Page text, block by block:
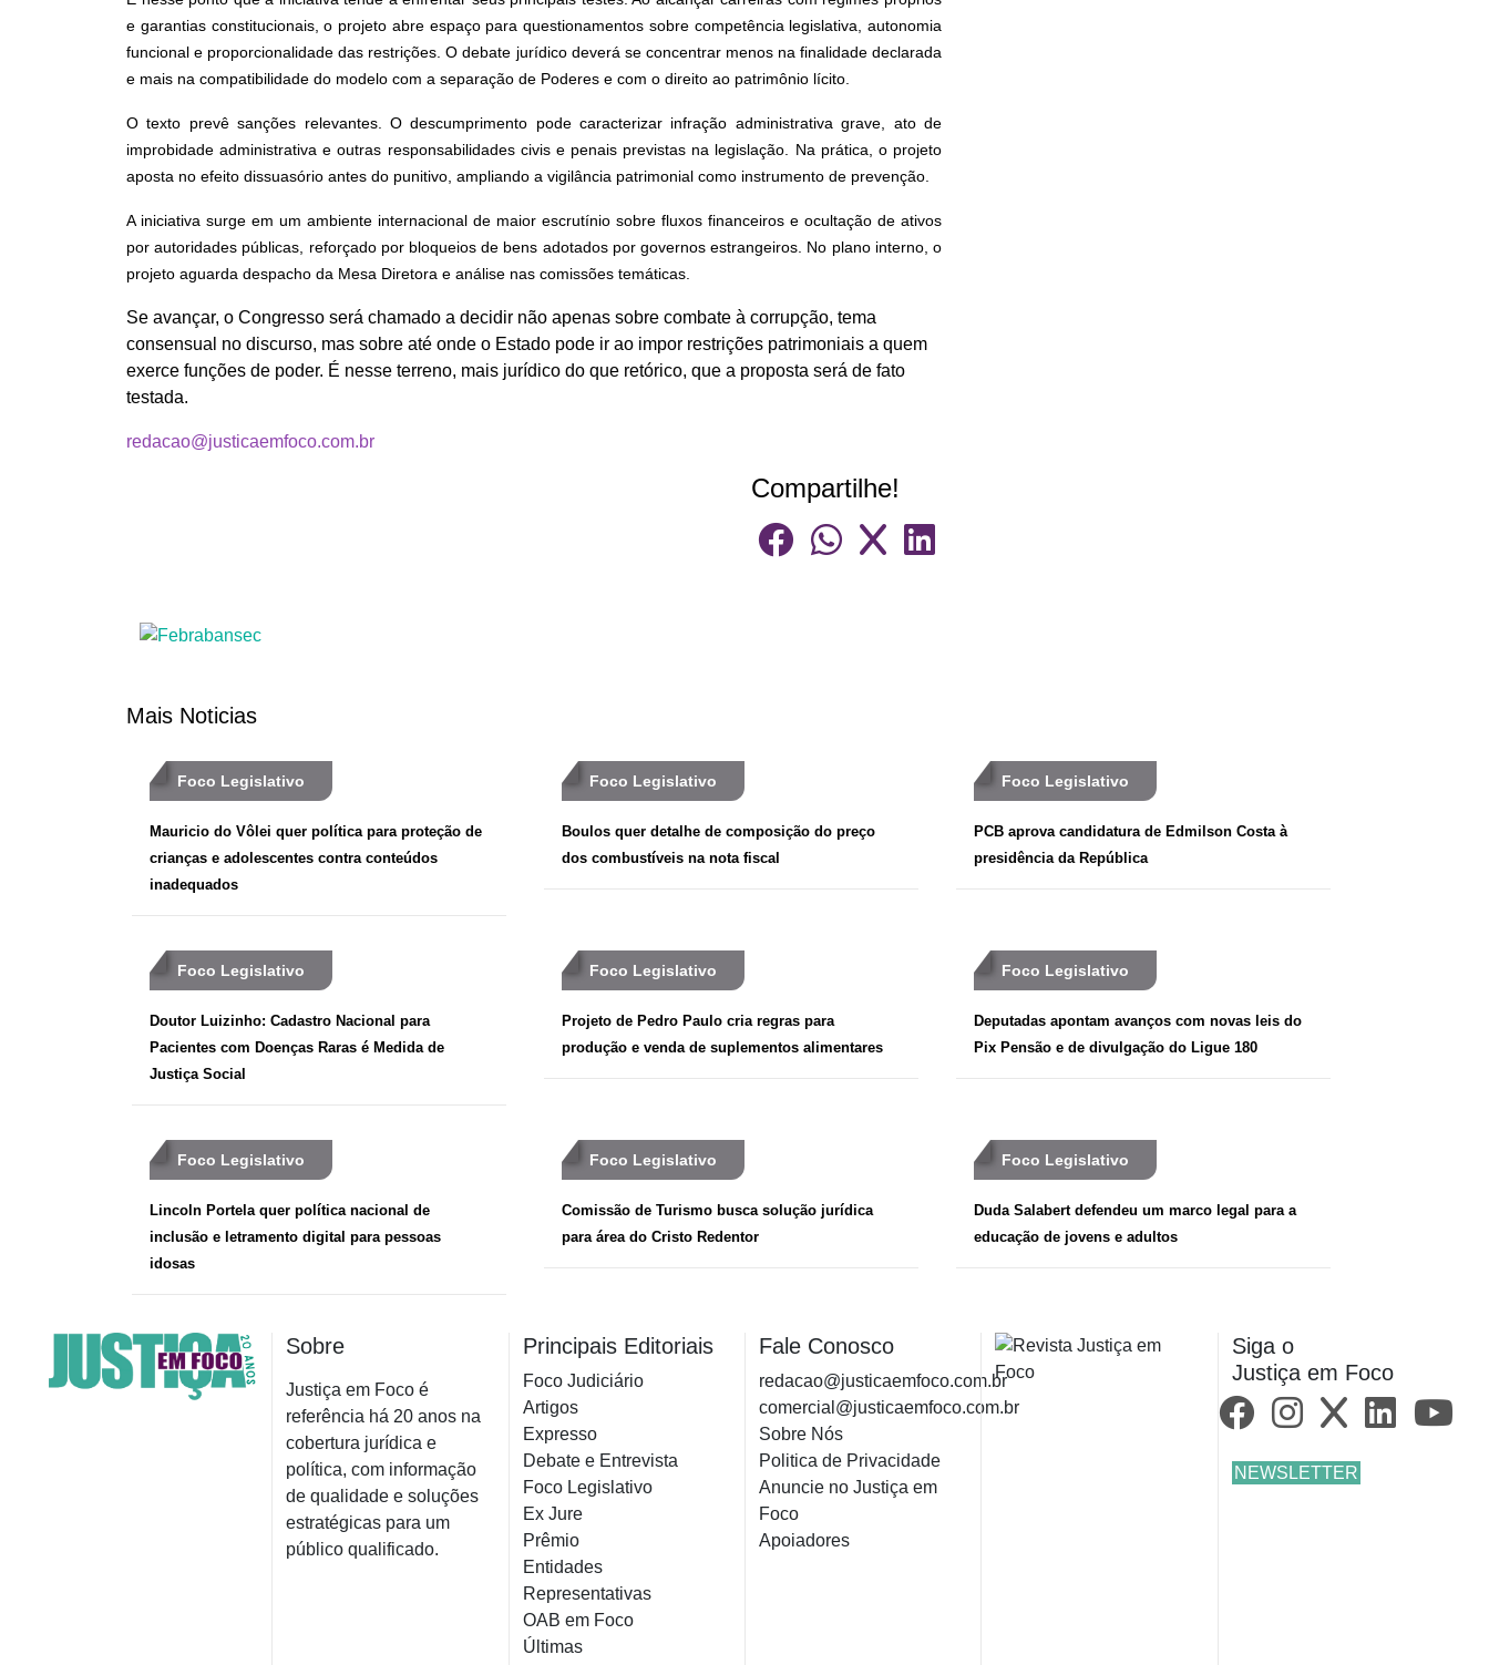
e garantias constitucionais, o projeto abre espaço para questionamentos sobre competência legislativa, autonomia
funcional e proporcionalidade das restrições. O debate jurídico deverá se concentrar menos na finalidade declarada
e mais na compatibilidade do modelo com a separação de Poderes e com o direito ao patrimônio lícito.
O texto prevê sanções relevantes. O descumprimento pode caracterizar infração administrativa grave, ato de
improbidade administrativa e outras responsabilidades civis e penais previstas na legislação. Na prática, o projeto
aposta no efeito dissuasório antes do punitivo, ampliando a vigilância patrimonial como instrumento de prevenção.
A iniciativa surge em um ambiente internacional de maior escrutínio sobre fluxos financeiros e ocultação de ativos
por autoridades públicas, reforçado por bloqueios de bens adotados por governos estrangeiros. No plano interno, o
projeto aguarda despacho da Mesa Diretora e análise nas comissões temáticas.
Se avançar, o Congresso será chamado a decidir não apenas sobre combate à corrupção, tema
consensual no discurso, mas sobre até onde o Estado pode ir ao impor restrições patrimoniais a quem
exerce funções de poder. É nesse terreno, mais jurídico do que retórico, que a proposta será de fato
testada.
redacao@justicaemfoco.com.br
Compartilhe!
Mais Noticias
Foco Legislativo
Mauricio do Vôlei quer política para proteção de
crianças e adolescentes contra conteúdos
inadequados
Foco Legislativo
Boulos quer detalhe de composição do preço
dos combustíveis na nota fiscal
Foco Legislativo
PCB aprova candidatura de Edmilson Costa à
presidência da República
Foco Legislativo
Doutor Luizinho: Cadastro Nacional para
Pacientes com Doenças Raras é Medida de
Justiça Social
Foco Legislativo
Projeto de Pedro Paulo cria regras para
produção e venda de suplementos alimentares
Foco Legislativo
Deputadas apontam avanços com novas leis do
Pix Pensão e de divulgação do Ligue 180
Foco Legislativo
Lincoln Portela quer política nacional de
inclusão e letramento digital para pessoas
idosas
Foco Legislativo
Comissão de Turismo busca solução jurídica
para área do Cristo Redentor
Foco Legislativo
Duda Salabert defendeu um marco legal para a
educação de jovens e adultos
Sobre
Justiça em Foco é
referência há 20 anos na
cobertura jurídica e
política, com informação
de qualidade e soluções
estratégicas para um
público qualificado.
Principais Editoriais
Foco Judiciário
Artigos
Expresso
Debate e Entrevista
Foco Legislativo
Ex Jure
Prêmio
Entidades
Representativas
OAB em Foco
Últimas
Fale Conosco
redacao@justicaemfoco.com.br
comercial@justicaemfoco.com.br
Sobre Nós
Politica de Privacidade
Anuncie no Justiça em
Foco
Apoiadores
Siga o
Justiça em Foco
NEWSLETTER